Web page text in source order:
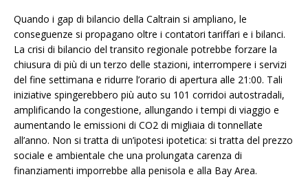
Quando i gap di bilancio della Caltrain si ampliano, le
conseguenze si propagano oltre i contatori tariffari e i bilanci.
La crisi di bilancio del transito regionale potrebbe forzare la
chiusura di più di un terzo delle stazioni, interrompere i servizi
del fine settimana e ridurre l’orario di apertura alle 21:00. Tali
iniziative spingerebbero più auto su 101 corridoi autostradali,
amplificando la congestione, allungando i tempi di viaggio e
aumentando le emissioni di CO2 di migliaia di tonnellate
all’anno. Non si tratta di un’ipotesi ipotetica: si tratta del prezzo
sociale e ambientale che una prolungata carenza di
finanziamenti imporrebbe alla penisola e alla Bay Area.